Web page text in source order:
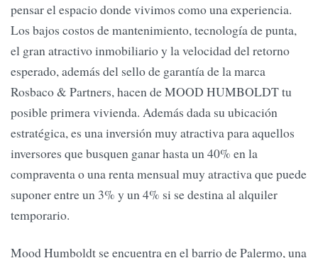
pensar el espacio donde vivimos como una experiencia.
Los bajos costos de mantenimiento, tecnología de punta,
el gran atractivo inmobiliario y la velocidad del retorno
esperado, además del sello de garantía de la marca
Rosbaco & Partners, hacen de MOOD HUMBOLDT tu
posible primera vivienda. Además dada su ubicación
estratégica, es una inversión muy atractiva para aquellos
inversores que busquen ganar hasta un 40% en la
compraventa o una renta mensual muy atractiva que puede
suponer entre un 3% y un 4% si se destina al alquiler
temporario.
Mood Humboldt se encuentra en el barrio de Palermo, una